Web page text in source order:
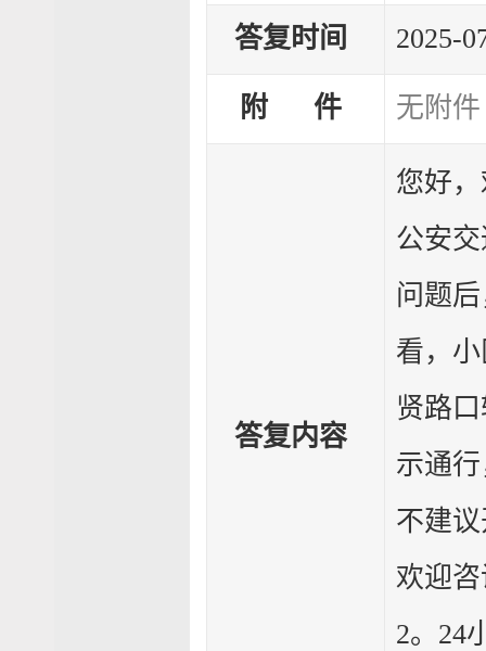
答复时间 2025-
附 件 无附件
答复内容
您好
公安
问题
看，
贤路
示通
不建
欢迎
2。24